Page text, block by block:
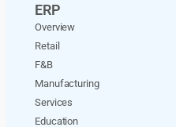
ERP
Overview
Retail
F&B
Manufacturing
Services
Education